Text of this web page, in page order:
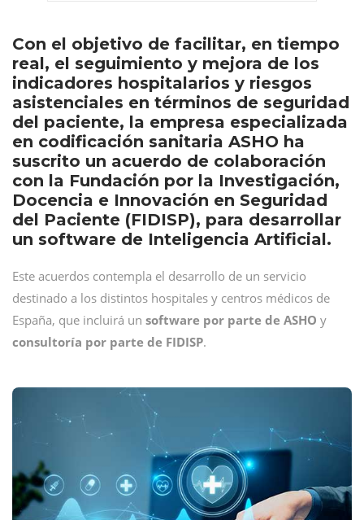
Con el objetivo de facilitar, en tiempo
real, el seguimiento y mejora de los
indicadores hospitalarios y riesgos
asistenciales en términos de seguridad
del paciente, la empresa especializada
en codificación sanitaria ASHO ha
suscrito un acuerdo de colaboración
con la Fundación por la Investigación,
Docencia e Innovación en Seguridad
del Paciente (FIDISP), para desarrollar
un software de Inteligencia Artificial.
Este acuerdos contempla el desarrollo de un servicio
destinado a los distintos hospitales y centros médicos de
España, que incluirá un software por parte de ASHO y
consultoría por parte de FIDISP.